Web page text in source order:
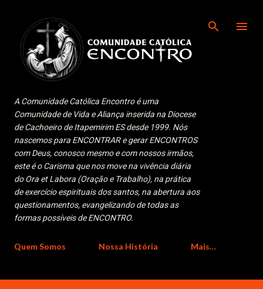
A Comunidade Católica Encontro é uma
Comunidade de Vida e Aliança inserida na Diocese
de Cachoeiro de Itapemirim ES desde 1999. Nós
nascemos para ENCONTRAR e gerar ENCONTROS
com Deus, conosco mesmo e com nossos irmãos,
este é o Carisma que nos move na vivência diária
do Ora et Labora (Oração e Trabalho), na prática
de exercício espirituais dos santos, na abertura aos
questionamentos, evangelizando de todas as
formas possíveis de ENCONTRO.
Quem Somos Nossa História Mais…